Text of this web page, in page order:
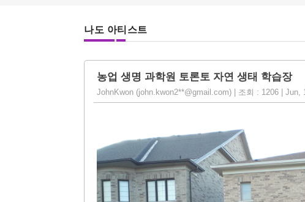
나도 아티스트
농업 생명 과학원 토론토 자연 생태 학습장
JohnKwon (john.kwon2**@gmail.com) | 조회 : 1206 | Jun,